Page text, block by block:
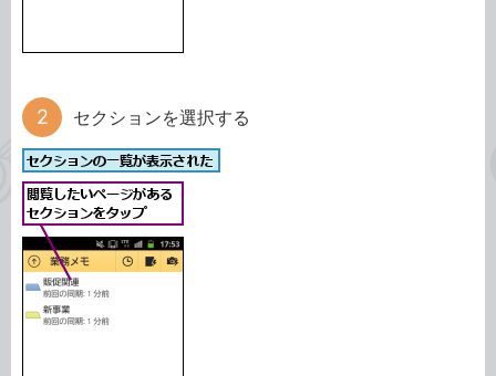
セクションを選択する